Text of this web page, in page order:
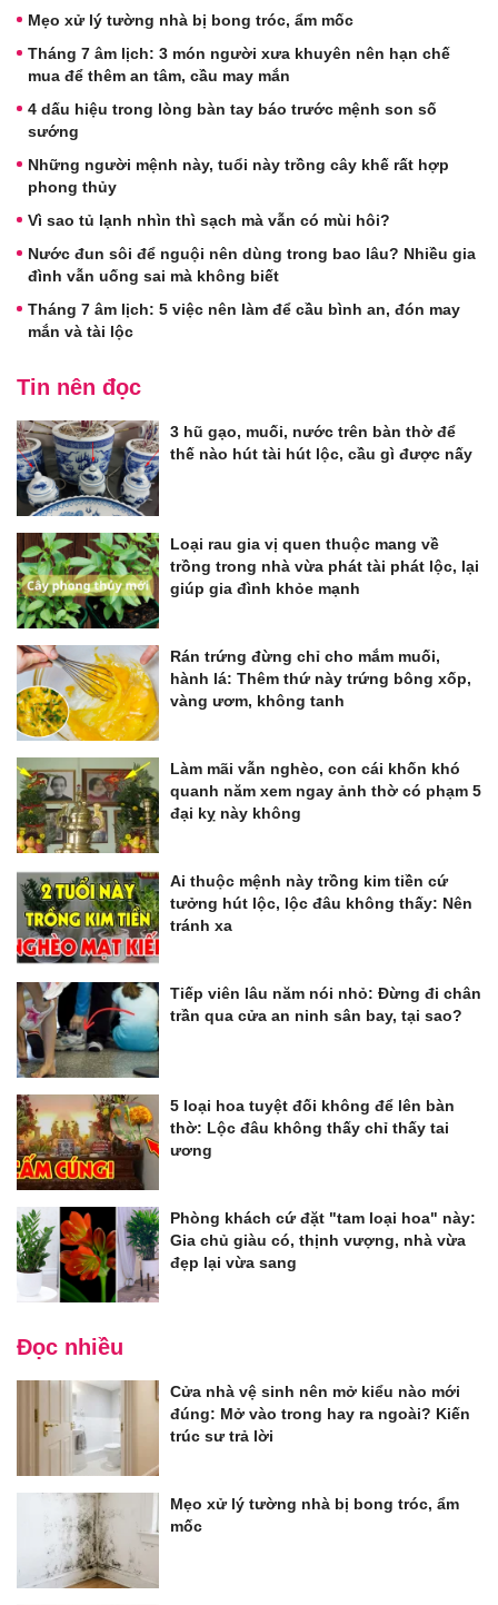
Mẹo xử lý tường nhà bị bong tróc, ẩm mốc
Tháng 7 âm lịch: 3 món người xưa khuyên nên hạn chế
mua để thêm an tâm, cầu may mắn
4 dấu hiệu trong lòng bàn tay báo trước mệnh son số
sướng
Những người mệnh này, tuổi này trồng cây khế rất hợp
phong thủy
Vì sao tủ lạnh nhìn thì sạch mà vẫn có mùi hôi?
Nước đun sôi để nguội nên dùng trong bao lâu? Nhiều gia
đình vẫn uống sai mà không biết
Tháng 7 âm lịch: 5 việc nên làm để cầu bình an, đón may
mắn và tài lộc
Tin nên đọc
3 hũ gạo, muối, nước trên bàn thờ để
thế nào hút tài hút lộc, cầu gì được nấy
Loại rau gia vị quen thuộc mang về
trồng trong nhà vừa phát tài phát lộc, lại
giúp gia đình khỏe mạnh
Rán trứng đừng chỉ cho mắm muối,
hành lá: Thêm thứ này trứng bông xốp,
vàng ươm, không tanh
Làm mãi vẫn nghèo, con cái khốn khó
quanh năm xem ngay ảnh thờ có phạm 5
đại kỵ này không
Ai thuộc mệnh này trồng kim tiền cứ
tưởng hút lộc, lộc đâu không thấy: Nên
tránh xa
Tiếp viên lâu năm nói nhỏ: Đừng đi chân
trần qua cửa an ninh sân bay, tại sao?
5 loại hoa tuyệt đối không để lên bàn
thờ: Lộc đâu không thấy chỉ thấy tai
ương
Phòng khách cứ đặt "tam loại hoa" này:
Gia chủ giàu có, thịnh vượng, nhà vừa
đẹp lại vừa sang
Đọc nhiều
Cửa nhà vệ sinh nên mở kiểu nào mới
đúng: Mở vào trong hay ra ngoài? Kiến
trúc sư trả lời
Mẹo xử lý tường nhà bị bong tróc, ẩm
mốc